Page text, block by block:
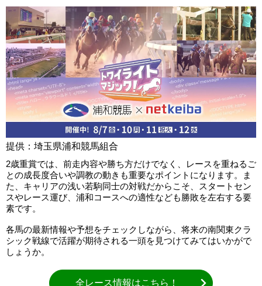
提供：埼玉県浦和競馬組合
2歳重賞では、前走内容や勝ち方だけでなく、レースを重ねるご
との成長度合いや調教の動きも重要なポイントになります。ま
た、キャリアの浅い若駒同士の対戦だからこそ、スタートセン
スやレース運び、浦和コースへの適性なども勝敗を左右する要
素です。
各馬の最新情報や予想をチェックしながら、将来の南関東クラ
シック戦線で活躍が期待される一頭を見つけてみてはいかがで
しょうか。
全レース情報はこちら！